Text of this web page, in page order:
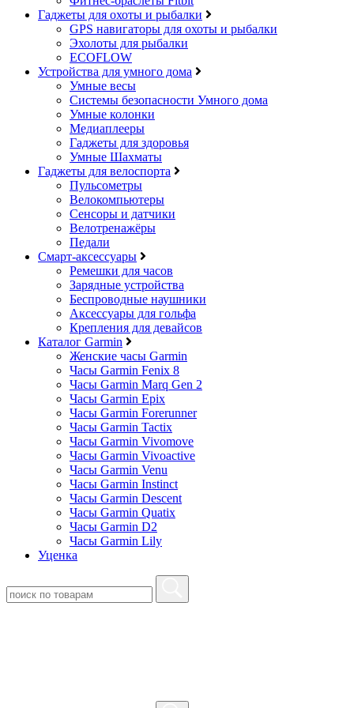
Гаджеты для охоты и рыбалки
GPS навигаторы для охоты и рыбалки
Эхолоты для рыбалки
ECOFLOW
Устройства для умного дома
Умные весы
Системы безопасности Умного дома
Умные колонки
Медиаплееры
Гаджеты для здоровья
Умные Шахматы
Гаджеты для велоспорта
Пульсометры
Велокомпьютеры
Сенсоры и датчики
Велотренажёры
Педали
Смарт-аксессуары
Ремешки для часов
Зарядные устройства
Беспроводные наушники
Аксессуары для гольфа
Крепления для девайсов
Каталог Garmin
Женские часы Garmin
Часы Garmin Fenix 8
Часы Garmin Marq Gen 2
Часы Garmin Epix
Часы Garmin Forerunner
Часы Garmin Tactix
Часы Garmin Vivomove
Часы Garmin Vivoactive
Часы Garmin Venu
Часы Garmin Instinct
Часы Garmin Descent
Часы Garmin Quatix
Часы Garmin D2
Часы Garmin Lily
Уценка